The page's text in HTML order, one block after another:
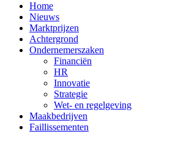
Home
Nieuws
Marktprijzen
Achtergrond
Ondernemerszaken
Financiën
HR
Innovatie
Strategie
Wet- en regelgeving
Maakbedrijven
Faillissementen